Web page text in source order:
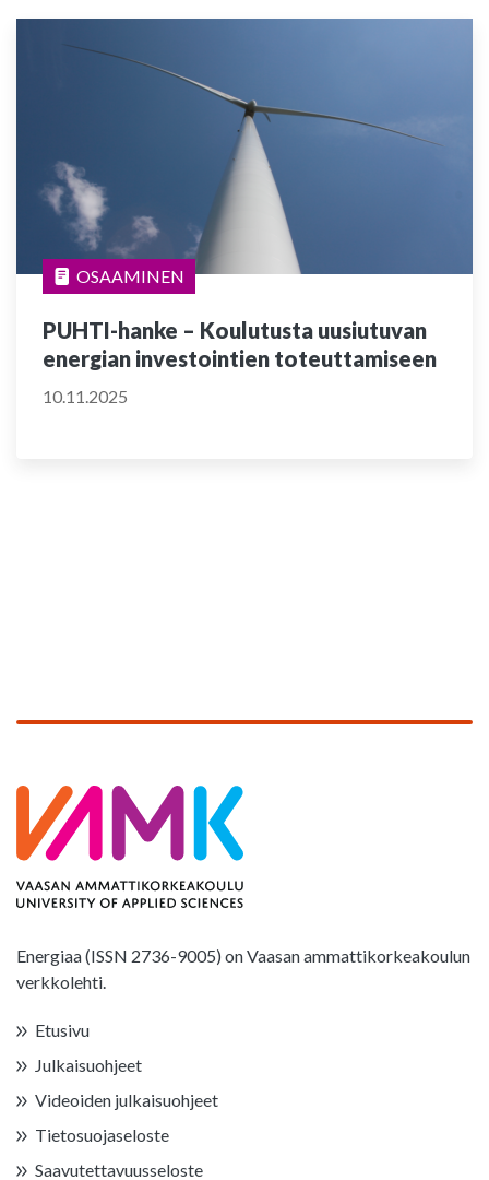
OSAAMINEN
PUHTI-hanke – Koulutusta uusiutuvan
energian investointien toteuttamiseen
10.11.2025
Energiaa (ISSN 2736-9005) on Vaasan ammattikorkeakoulun
verkkolehti.
Etusivu
Julkaisuohjeet
Videoiden julkaisuohjeet
Tietosuojaseloste
Saavutettavuusseloste